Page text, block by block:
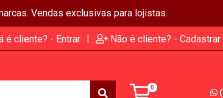
Vendas exclusivas para lojistas.
é cliente? - Entrar | Não é cliente? - Cadastrar
0